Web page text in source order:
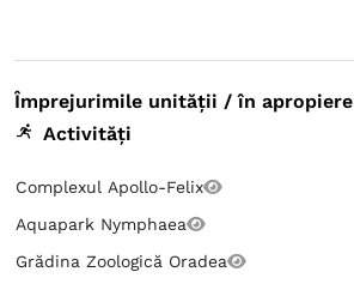
Împrejurimile unității / în apropiere
Activități
Complexul Apollo-Felix
Aquapark Nymphaea
Grădina Zoologică Oradea